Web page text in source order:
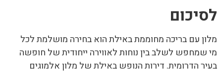
לסיכום
מלון עם בריכה מחוממת באילת הוא בחירה מושלמת לכל
מי שמחפש לשלב בין נוחות לאווירה ייחודית של חופשה
בעיר הדרומית. דירות הנופש באילת של מלון אלמוגים